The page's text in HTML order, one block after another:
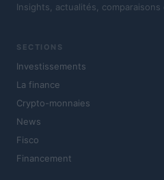
Insights, actualités, comparaisons
SECTIONS
Investissements
La finance
Crypto-monnaies
News
Fisco
Financement